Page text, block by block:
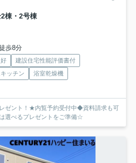
棟・2号棟
歩8分
建設住宅性能評価書付
ッチン
浴室乾燥機
ゼント！★内覧予約受付中◆資料請求も可
選べるプレゼントをご準備☆